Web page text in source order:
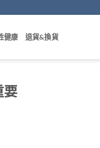
健康 退貨&換貨
要